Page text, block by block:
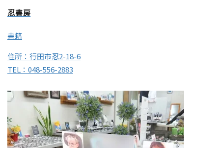
忍書房
書籍
住所：行田市忍2-18-6
TEL：048-556-2883